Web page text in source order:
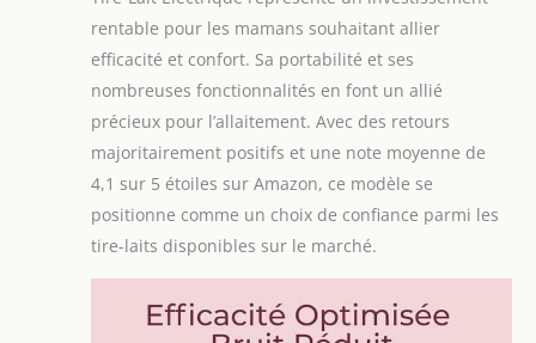
rentable pour les mamans souhaitant allier
efficacité et confort. Sa portabilité et ses
nombreuses fonctionnalités en font un allié
précieux pour l’allaitement. Avec des retours
majoritairement positifs et une note moyenne de
4,1 sur 5 étoiles sur Amazon, ce modèle se
positionne comme un choix de confiance parmi les
tire-laits disponibles sur le marché.